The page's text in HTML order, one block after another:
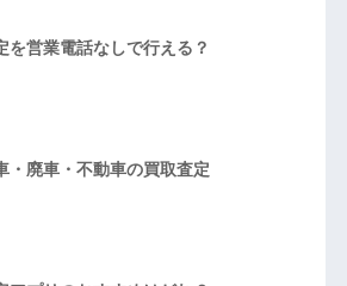
を営業電話なしで行える？
・廃車・不動車の買取査定